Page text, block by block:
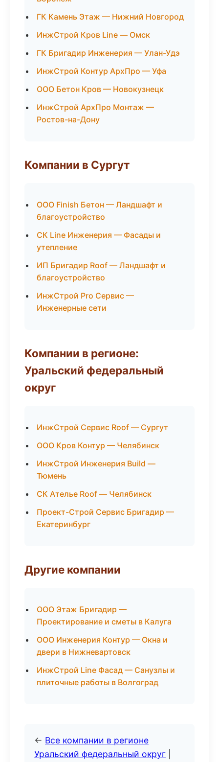
ГК Камень Этаж — Нижний Новгород
ИнжСтрой Кров Line — Омск
ГК Бригадир Инженерия — Улан-Удэ
ИнжСтрой Контур АрхПро — Уфа
ООО Бетон Кров — Новокузнецк
ИнжСтрой АрхПро Монтаж —
Ростов-на-Дону
Компании в Сургут
ООО Finish Бетон — Ландшафт и
благоустройство
СК Line Инженерия — Фасады и
утепление
ИП Бригадир Roof — Ландшафт и
благоустройство
ИнжСтрой Pro Сервис —
Инженерные сети
Компании в регионе:
Уральский федеральный
округ
ИнжСтрой Сервис Roof — Сургут
ООО Кров Контур — Челябинск
ИнжСтрой Инженерия Build —
Тюмень
СК Ателье Roof — Челябинск
Проект-Строй Сервис Бригадир —
Екатеринбург
Другие компании
ООО Этаж Бригадир —
Проектирование и сметы в Калуга
ООО Инженерия Контур — Окна и
двери в Нижневартовск
ИнжСтрой Line Фасад — Санузлы и
плиточные работы в Волгоград
← Все компании в регионе
Уральский федеральный округ